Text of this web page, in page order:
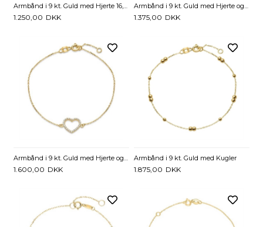
1.250,00 DKK 1.375,00 DKK
Armbånd i 9 kt. Guld med Hjerte og Zirkoniasten - 17 og 19 cm
1.600,00 DKK
Armbånd i 9 kt. Guld med Kugler
1.875,00 DKK